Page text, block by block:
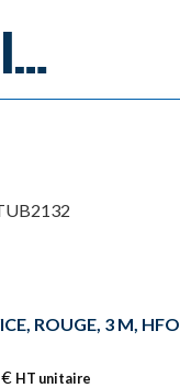
ROUGE, 3 M, HFO
€ HT unitaire